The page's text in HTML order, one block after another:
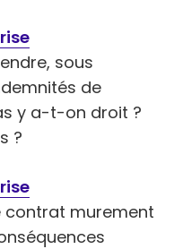
sous
de
y a-t-on droit ?
?
contrat murement